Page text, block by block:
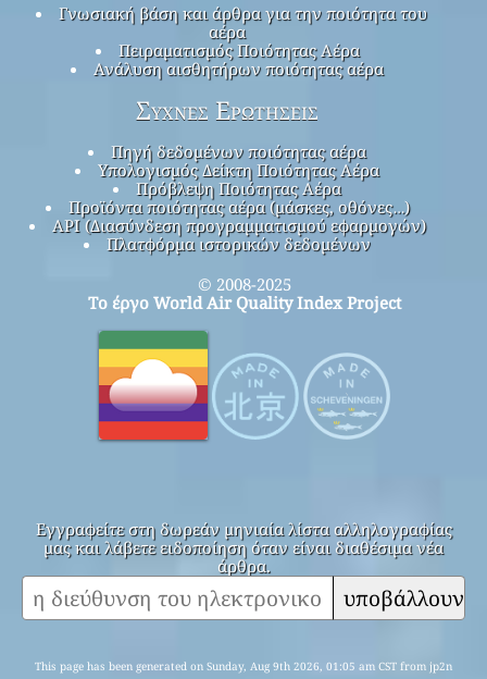
Γνωσιακή βάση και άρθρα για την ποιότητα του
αέρα
Πειραματισμός Ποιότητας Αέρα
Ανάλυση αισθητήρων ποιότητας αέρα
Συχνές Ερωτήσεις
Πηγή δεδομένων ποιότητας αέρα
Υπολογισμός Δείκτη Ποιότητας Αέρα
Πρόβλεψη Ποιότητας Αέρα
Προϊόντα ποιότητας αέρα (μάσκες, οθόνες…)
API (Διασύνδεση προγραμματισμού εφαρμογών)
Πλατφόρμα ιστορικών δεδομένων
© 2008-2025
Το έργο World Air Quality Index Project
Εγγραφείτε στη δωρεάν μηνιαία λίστα αλληλογραφίας
μας και λάβετε ειδοποίηση όταν είναι διαθέσιμα νέα
άρθρα.
υποβάλλουν
This page has been generated on Sunday, Aug 9th 2026, 01:05 am CST from jp2n